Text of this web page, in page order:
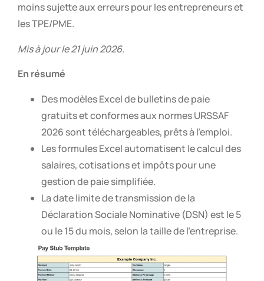
moins sujette aux erreurs pour les entrepreneurs et
les TPE/PME.
Mis à jour le 21 juin 2026.
En résumé
Des modèles Excel de bulletins de paie
gratuits et conformes aux normes URSSAF
2026 sont téléchargeables, prêts à l’emploi.
Les formules Excel automatisent le calcul des
salaires, cotisations et impôts pour une
gestion de paie simplifiée.
La date limite de transmission de la
Déclaration Sociale Nominative (DSN) est le 5
ou le 15 du mois, selon la taille de l’entreprise.